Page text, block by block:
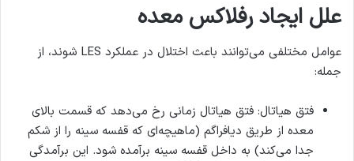
علل ایجاد رفلاکس معده
عوامل مختلفی می‌توانند باعث اختلال در عملکرد LES شوند، از
جمله:
فتق هیاتال: فتق هیاتال زمانی رخ می‌دهد که قسمت بالای
معده از طریق دیافراگم (ماهیچه‌ای که قفسه سینه را از شکم
جدا می‌کند) به داخل قفسه سینه برآمده شود. این برآمدگی